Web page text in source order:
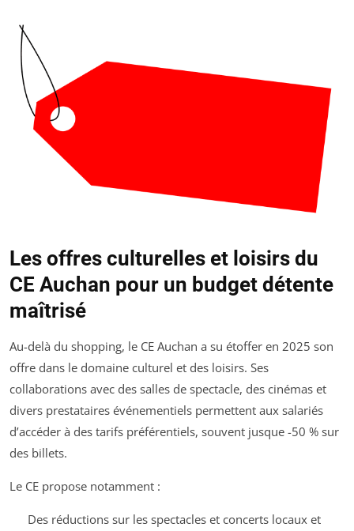
Les offres culturelles et loisirs du
CE Auchan pour un budget détente
maîtrisé
Au-delà du shopping, le CE Auchan a su étoffer en 2025 son
offre dans le domaine culturel et des loisirs. Ses
collaborations avec des salles de spectacle, des cinémas et
divers prestataires événementiels permettent aux salariés
d’accéder à des tarifs préférentiels, souvent jusque -50 % sur
des billets.
Le CE propose notamment :
Des réductions sur les spectacles et concerts locaux et